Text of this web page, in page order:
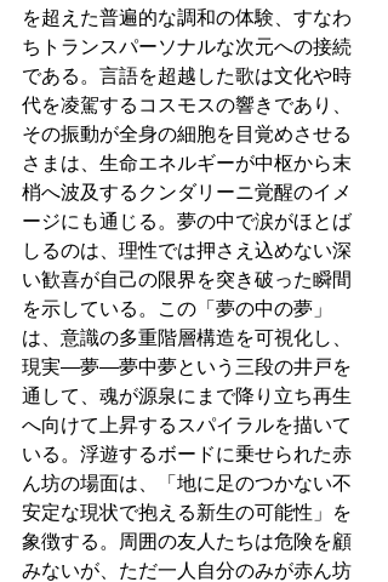
を超えた普遍的な調和の体験、すなわ
ちトランスパーソナルな次元への接続
である。言語を超越した歌は文化や時
代を凌駕するコスモスの響きであり、
その振動が全身の細胞を目覚めさせる
さまは、生命エネルギーが中枢から末
梢へ波及するクンダリーニ覚醒のイメ
ージにも通じる。夢の中で涙がほとば
しるのは、理性では押さえ込めない深
い歓喜が自己の限界を突き破った瞬間
を示している。この「夢の中の夢」
は、意識の多重階層構造を可視化し、
現実—夢—夢中夢という三段の井戸を
通して、魂が源泉にまで降り立ち再生
へ向けて上昇するスパイラルを描いて
いる。浮遊するボードに乗せられた赤
ん坊の場面は、「地に足のつかない不
安定な現状で抱える新生の可能性」を
象徴する。周囲の友人たちは危険を顧
みないが、ただ一人自分のみが赤ん坊